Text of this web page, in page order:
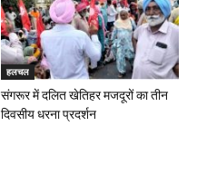
हलचल
संगरूर में दलित खेतिहर मजदूरों का तीन
दिवसीय धरना प्रदर्शन